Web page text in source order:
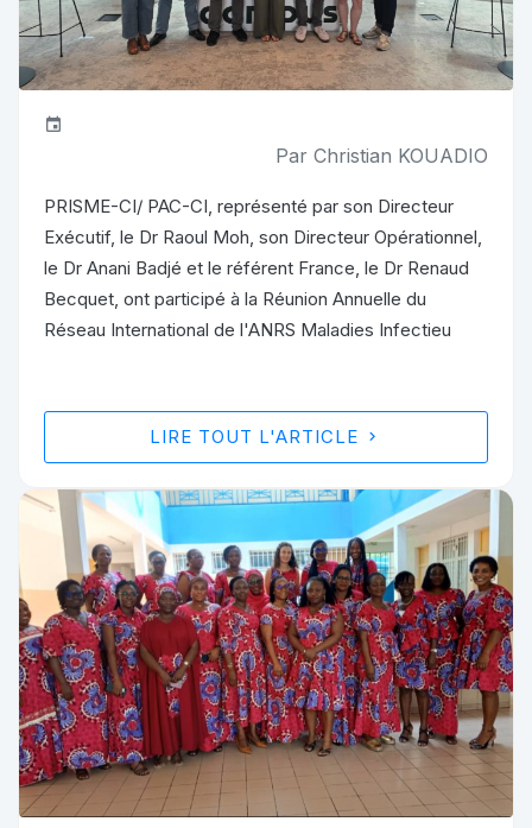
Par Christian KOUADIO
PRISME-CI/ PAC-CI, représenté par son Directeur
Exécutif, le Dr Raoul Moh, son Directeur Opérationnel,
le Dr Anani Badjé et le référent France, le Dr Renaud
Becquet, ont participé à la Réunion Annuelle du
Réseau International de l'ANRS Maladies Infectieu
LIRE TOUT L'ARTICLE